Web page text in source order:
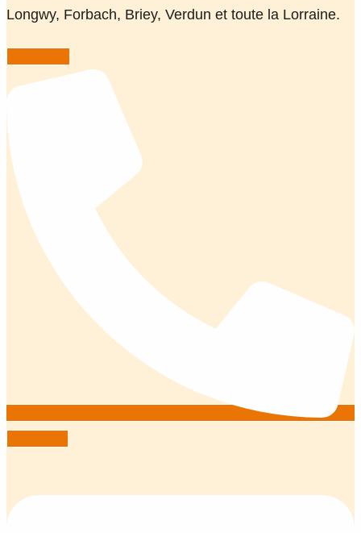
Longwy, Forbach, Briey, Verdun et toute la Lorraine.